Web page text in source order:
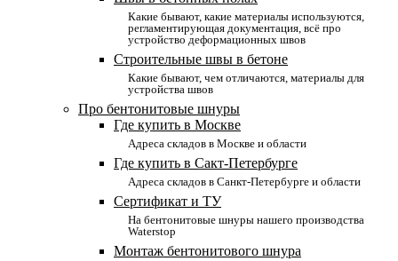
Какие бывают, какие материалы используются,
регламентирующая документация, всё про
устройство деформационных швов
Строительные швы в бетоне
Какие бывают, чем отличаются, материалы для
устройства швов
Про бентонитовые шнуры
Где купить в Москве
Адреса складов в Москве и области
Где купить в Сакт-Петербурге
Адреса складов в Санкт-Петербурге и области
Сертификат и ТУ
На бентонитовые шнуры нашего производства
Waterstop
Монтаж бентонитового шнура